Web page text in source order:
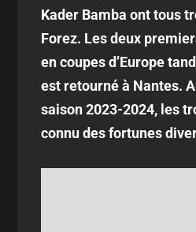
Kader Bamba ont tous
Forez. Les deux
en coupes d’Europe
est retourné à Nantes.
saison 2023-2024, les
connu des fortunes